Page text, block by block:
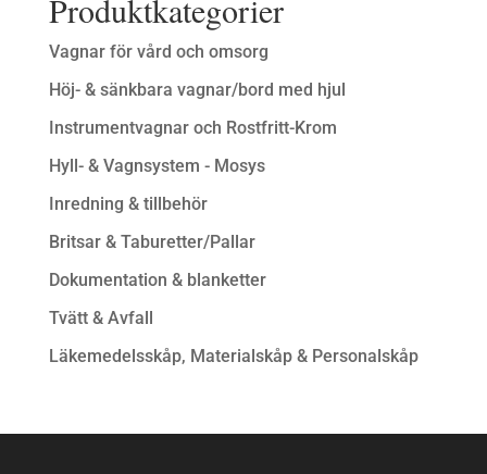
Produktkategorier
Vagnar för vård och omsorg
Höj- & sänkbara vagnar/bord med hjul
Instrumentvagnar och Rostfritt-Krom
Hyll- & Vagnsystem - Mosys
Inredning & tillbehör
Britsar & Taburetter/Pallar
Dokumentation & blanketter
Tvätt & Avfall
Läkemedelsskåp, Materialskåp & Personalskåp